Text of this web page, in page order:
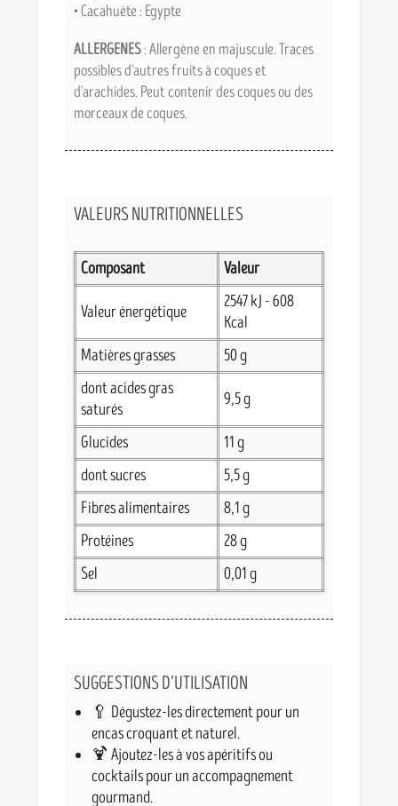
• Cacahuète : Egypte
ALLERGENES: Allergène en majuscule. Traces
possibles d'autres fruits à coques et
d'arachides. Peut contenir des coques ou des
morceaux de coques.
VALEURS NUTRITIONNELLES
Composant Valeur
Valeur énergétique
2547 kJ - 608
Kcal
Matières grasses
50 g
dont acides gras
saturés
9,5 g
Glucides
11 g
dont sucres
5,5 g
Fibres alimentaires
8,1 g
Protéines
28 g
Sel
0,01 g
SUGGESTIONS D’UTILISATION
🥄 Dégustez-les directement pour un
encas croquant et naturel.
🍹 Ajoutez-les à vos apéritifs ou
cocktails pour un accompagnement
gourmand.